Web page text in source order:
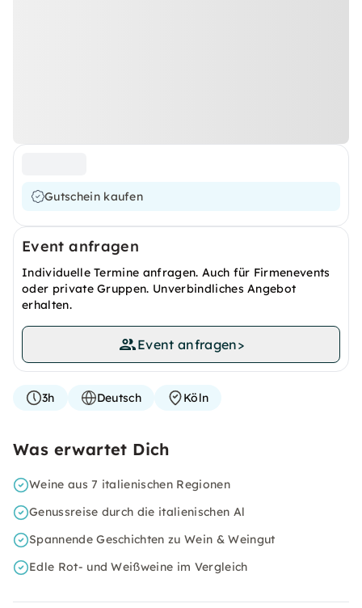
Gutschein kaufen
Event anfragen
Individuelle Termine anfragen. Auch für Firmenevents
oder private Gruppen. Unverbindliches Angebot
erhalten.
Event anfragen>
3h Deutsch Köln
Was erwartet Dich
Weine aus 7 italienischen Regionen
Genussreise durch die italienischen Al
Spannende Geschichten zu Wein & Weingut
Edle Rot- und Weißweine im Vergleich